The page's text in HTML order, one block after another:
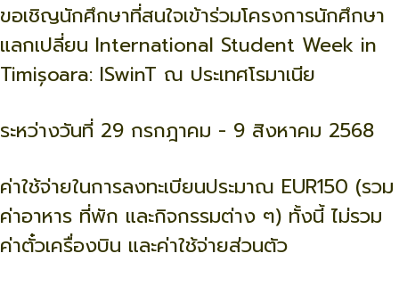
ขอเชิญนักศึกษาที่สนใจเข้าร่วมโครงการนักศึกษา
แลกเปลี่ยน International Student Week in
Timișoara: ISwinT ณ ประเทศโรมาเนีย
ระหว่างวันที่ 29 กรกฎาคม - 9 สิงหาคม 2568
ค่าใช้จ่ายในการลงทะเบียนประมาณ EUR150 (รวม
ค่าอาหาร ที่พัก และกิจกรรมต่าง ๆ) ทั้งนี้ ไม่รวม
ค่าตั๋วเครื่องบิน และค่าใช้จ่ายส่วนตัว